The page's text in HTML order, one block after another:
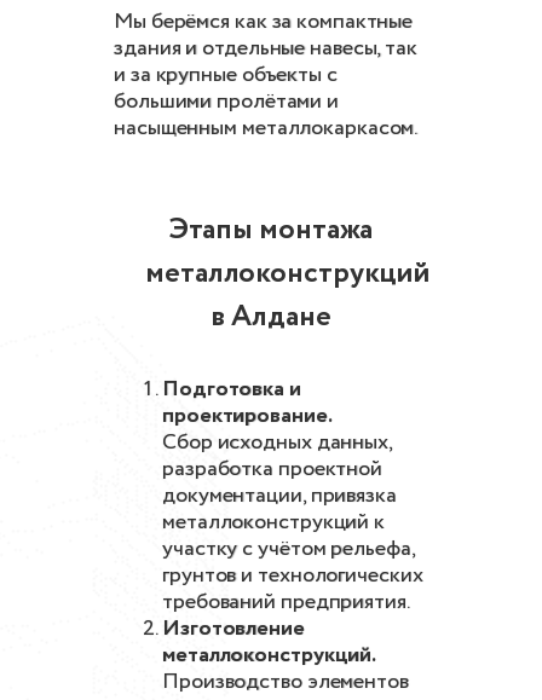
Мы берёмся как за компактные
здания и отдельные навесы, так
и за крупные объекты с
большими пролётами и
насыщенным металлокаркасом.
Этапы монтажа
металлоконструкций
в Алдане
Подготовка и
проектирование.
Сбор исходных данных,
разработка проектной
документации, привязка
металлоконструкций к
участку с учётом рельефа,
грунтов и технологических
требований предприятия.
Изготовление
металлоконструкций.
Производство элементов